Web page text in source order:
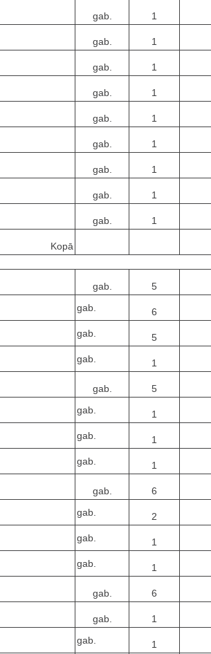
gab.
1
gab.
1
gab.
1
gab.
1
gab.
1
gab.
1
gab.
1
gab.
1
gab.
1
Kopā
gab. 5
gab. 6
gab. 5
gab. 1
gab. 5
gab. 1
gab. 1
gab. 1
gab. 6
gab. 2
gab. 1
gab. 1
gab. 6
gab. 1
gab. 1